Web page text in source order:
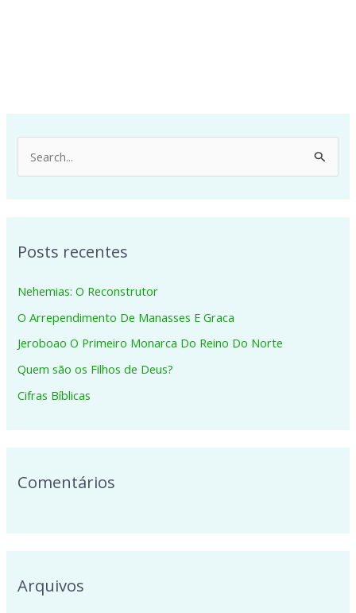
e
u
s
a
r
p
o
Posts recentes
Nehemias: O Reconstrutor
O Arrependimento De Manasses E Graca
Jeroboao O Primeiro Monarca Do Reino Do Norte
Quem são os Filhos de Deus?
Cifras Bíblicas
Comentários
Arquivos